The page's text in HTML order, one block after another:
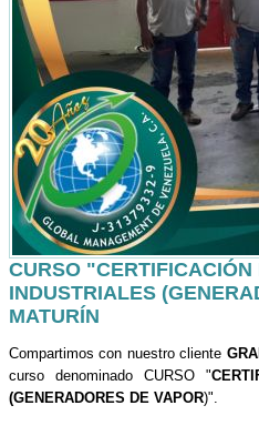
CURSO
INDUSTRIALES
MATURÍN
Compartimos con nuestro cliente
curso denominado CURSO "
(GENERADORES DE VAPOR)".